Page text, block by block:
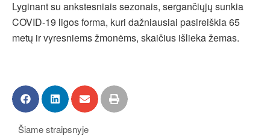
Lyginant su ankstesniais sezonais, sergančiųjų sunkia
COVID-19 ligos forma, kuri dažniausiai pasireiškia 65
metų ir vyresniems žmonėms, skaičius išlieka žemas.
Šiame straipsnyje